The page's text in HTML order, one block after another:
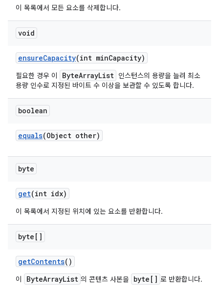
이 목록에서 모든 요소를 삭제합니다.
void
ensureCapacity(int minCapacity)
필요한 경우 이 ByteArrayList 인스턴스의 용량을 늘려 최소
용량 인수로 지정된 바이트 수 이상을 보관할 수 있도록 합니다.
boolean
equals(Object other)
byte
get(int idx)
이 목록에서 지정된 위치에 있는 요소를 반환합니다.
byte[]
getContents()
이 ByteArrayList 의 콘텐츠 사본을 byte[] 로 반환합니다.